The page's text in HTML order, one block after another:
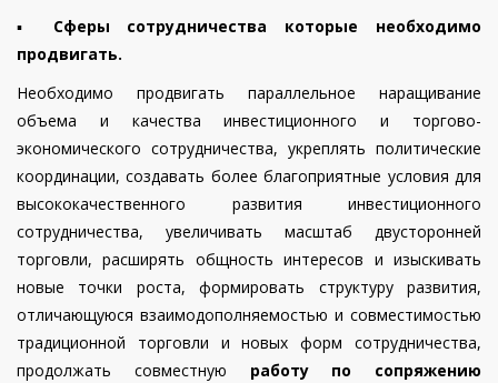
▪️ Сферы сотрудничества которые необходимо
продвигать.
Необходимо продвигать параллельное наращивание
объема и качества инвестиционного и торгово-
экономического сотрудничества, укреплять политические
координации, создавать более благоприятные условия для
высококачественного развития инвестиционного
сотрудничества, увеличивать масштаб двусторонней
торговли, расширять общность интересов и изыскивать
новые точки роста, формировать структуру развития,
отличающуюся взаимодополняемостью и совместимостью
традиционной торговли и новых форм сотрудничества,
продолжать совместную работу по сопряжению